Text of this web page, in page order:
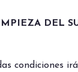
DEL
condiciones